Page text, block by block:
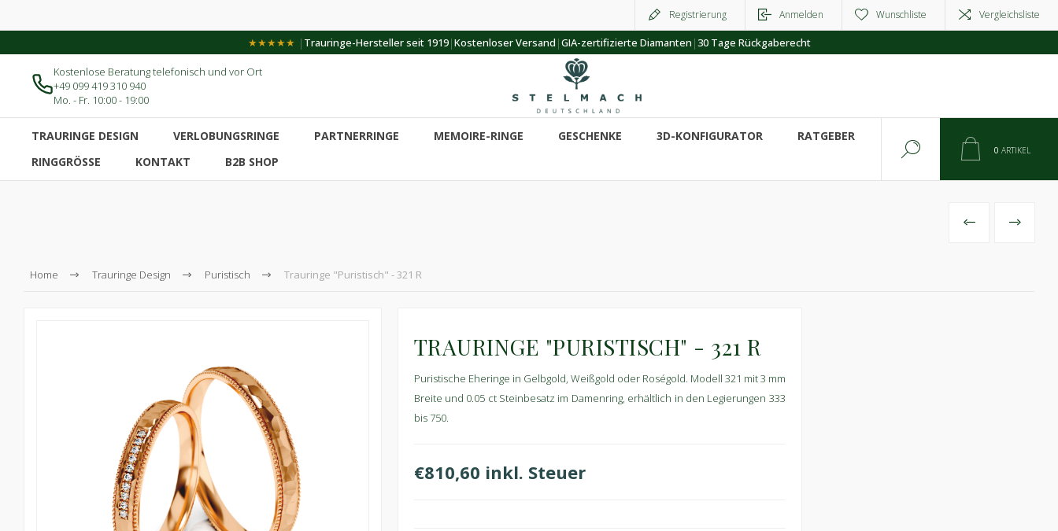
Registrierung Anmelden Wunschliste Vergleichsliste
★★★★★ | Trauringe-Hersteller seit 1919|Kostenloser Versand |GIA-zertifizierte Diamanten |30 Tage Rückgaberecht
Kostenlose Beratung telefonisch und vor Ort
+49 099 419 310 940
Mo. - Fr. 10:00 - 19:00
TRAURINGE DESIGN VERLOBUNGSRINGE PARTNERRINGE MEMOIRE-RINGE GESCHENKE 3D-KONFIGURATOR
RATGEBER
RINGGRÖSSE
KONTAKT B2B SHOP
0 ARTIKEL
Home Trauringe Design Puristisch Trauringe "Puristisch" - 321 R
VORHERIGES
TRAURINGE "PURISTISCH" - 321 R
Puristische Eheringe in Gelbgold, Weißgold oder Roségold. Modell 321 mit 3 mm
Breite und 0.05 ct Steinbesatz im Damenring, erhältlich in den Legierungen 333
bis 750.
€810,60 inkl. Steuer